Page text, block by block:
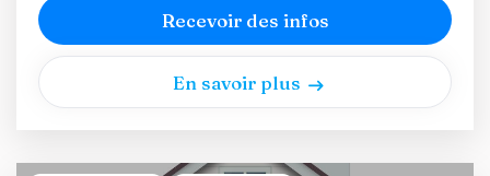
Recevoir des infos
En savoir plus